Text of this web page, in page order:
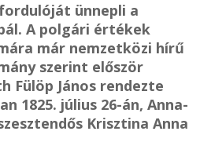
ünnepli a
A polgári értékek
már nemzetközi hírű
szerint először
Fülöp János rendezte
1825. július 26-án, Anna-
Krisztina Anna